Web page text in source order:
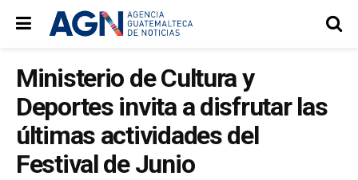
Ministerio de Cultura y
Deportes invita a disfrutar las
últimas actividades del
Festival de Junio